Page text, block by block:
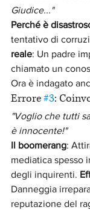
Giudice..."
Perché è
tentativo di
reale: Un padre
chiamato un
Ora è indagato
Errore #3:
"Voglio che tutti
è innocente!"
Il boomerang:
mediatica spesso
degli inquirenti.
Danneggia
reputazione del